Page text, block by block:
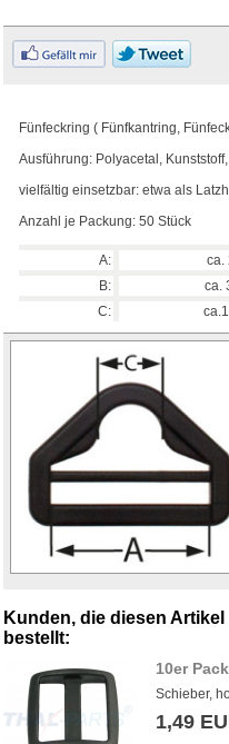
Fünfeckring ( Fünfkantring,
Ausführung: Polyacetal,
vielfältig einsetzbar: etwa als
Anzahl je Packung: 50 Stück
A:
ca.
B:
ca.
C:
Kunden, die diesen
bestellt:
10er
Schieber,
1,49